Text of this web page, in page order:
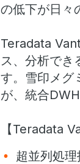
の低下が日々
Teradata
ス、分析でき
す。雪印メグ
が、統合
【Teradata
超並列処